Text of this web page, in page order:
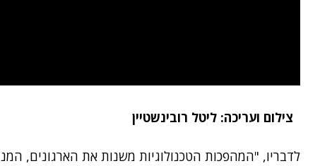
צילום ועריכה: ליטל רובינשטיין
לדבריו, "המהפכות הטכנולוגיות משנות את הארגונים,